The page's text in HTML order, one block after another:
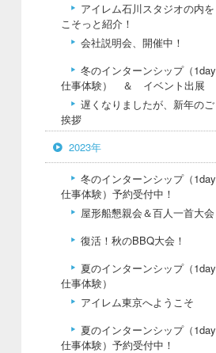
アイレム石川スタジオの内を
こそっと紹介！
会社説明会、開催中！
冬のインターンシップ（1day
仕事体験） ＆ イベント出展
遅くなりましたが、新年のご
挨拶
2023年
冬のインターンシップ（1day
仕事体験）予約受付中！
屋形船懇親会＆百人一首大会
復活！秋のBBQ大会！
夏のインターンシップ（1day
仕事体験）
アイレム東京へようこそ
夏のインターンシップ（1day
仕事体験）予約受付中！